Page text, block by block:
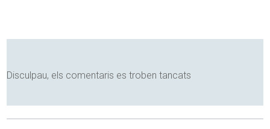
Disculpau, els comentaris es troben tancats